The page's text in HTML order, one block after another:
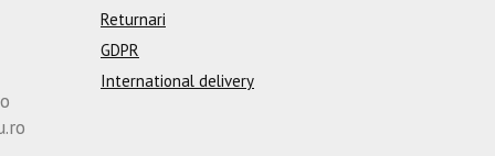
Returnari
GDPR
International delivery